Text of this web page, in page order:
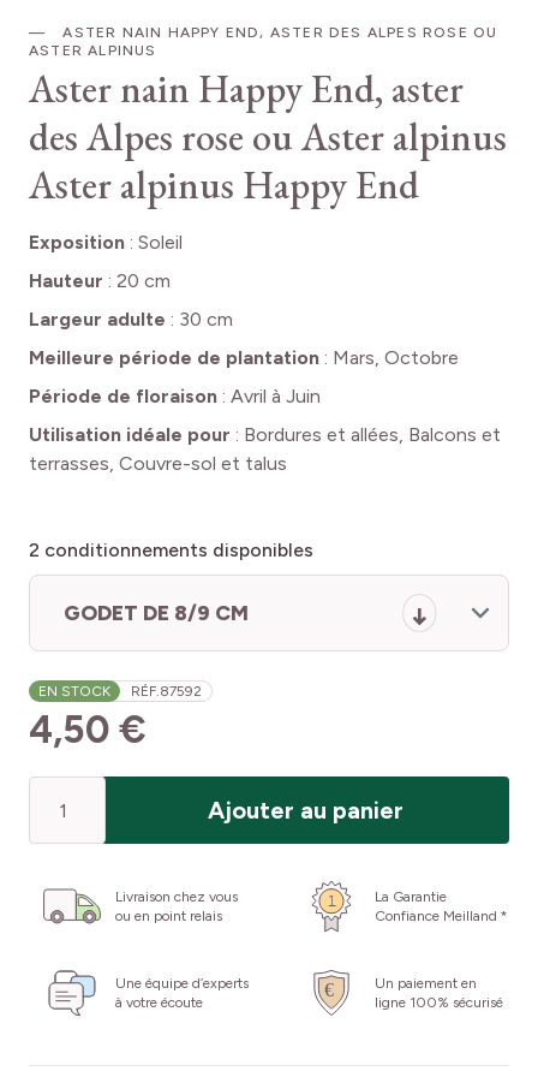
ASTER NAIN HAPPY END, ASTER DES ALPES ROSE OU
ASTER ALPINUS
Aster nain Happy End, aster
des Alpes rose ou Aster alpinus
Aster alpinus Happy End
Exposition : Soleil
Hauteur : 20 cm
Largeur adulte : 30 cm
Meilleure période de plantation : Mars, Octobre
Période de floraison : Avril à Juin
Utilisation idéale pour : Bordures et allées, Balcons et
terrasses, Couvre-sol et talus
2 conditionnements disponibles
GODET DE 8/9 CM
EN STOCK RÉF.87592
4,50 €
Ajouter au panier
Livraison chez vous
ou en point relais
La Garantie
Confiance Meilland *
Une équipe d’experts
à votre écoute
Un paiement en
ligne 100% sécurisé